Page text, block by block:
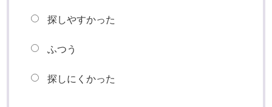
探しやすかった
ふつう
探しにくかった